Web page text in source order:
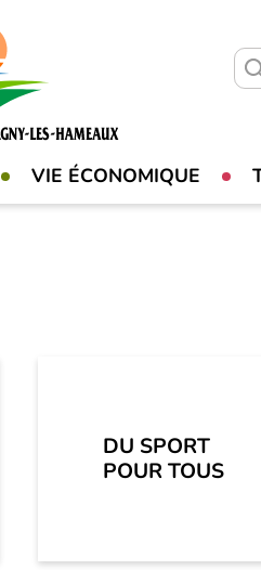
VIE ÉCONOMIQUE
DU SPORT
POUR TOUS